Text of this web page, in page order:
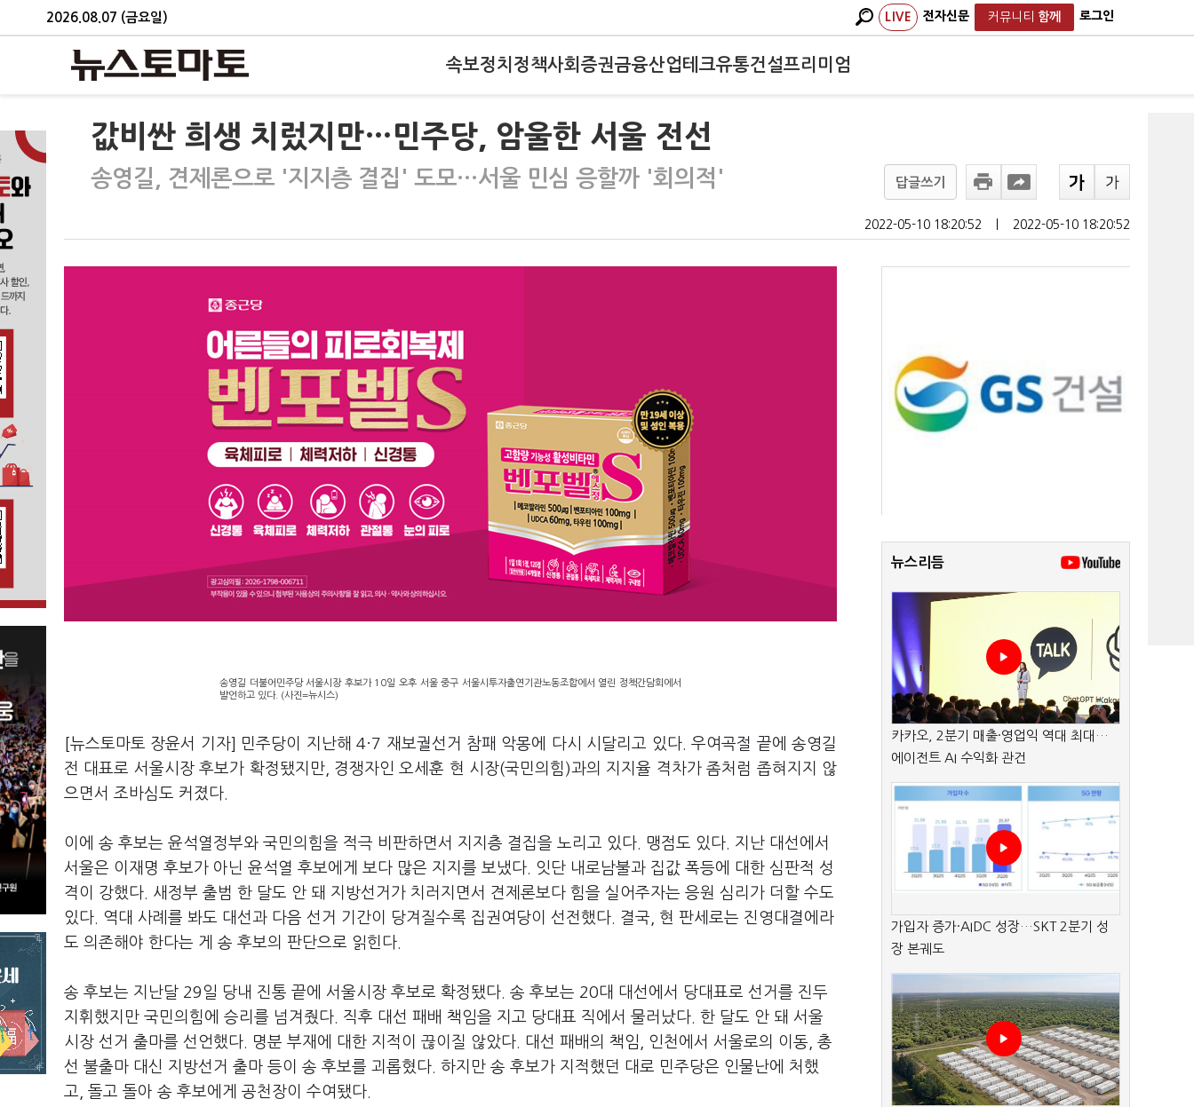
2026.08.07 (금요일) LIVE 전자신문 커뮤니티 함께 로그인
속보정치 정책사회 증권금융산업테크유통건설프리미엄
값비싼 희생 치렀지만…민주당, 암울한 서울 전선
송영길, 견제론으로 '지지층 결집' 도모…서울 민심 응할까 '회의적' 답글쓰기
2022-05-10 18:20:52 2022-05-10 18:20:52
송영길 더불어민주당 서울시장 후보가 10일 오후 서울 중구 서울시투자출연기관노동조합에서 열린 정책간담회에서
발언하고 있다. (사진=뉴시스)
[뉴스토마토 장윤서 기자] 민주당이 지난해 4·7 재보궐선거 참패 악몽에 다시 시달리고 있다. 우여곡절 끝에 송영길
전 대표로 서울시장 후보가 확정됐지만, 경쟁자인 오세훈 현 시장(국민의힘)과의 지지율 격차가 좀처럼 좁혀지지 않
으면서 조바심도 커졌다.
이에 송 후보는 윤석열정부와 국민의힘을 적극 비판하면서 지지층 결집을 노리고 있다. 맹점도 있다. 지난 대선에서
서울은 이재명 후보가 아닌 윤석열 후보에게 보다 많은 지지를 보냈다. 잇단 내로남불과 집값 폭등에 대한 심판적 성
격이 강했다. 새정부 출범 한 달도 안 돼 지방선거가 치러지면서 견제론보다 힘을 실어주자는 응원 심리가 더할 수도
있다. 역대 사례를 봐도 대선과 다음 선거 기간이 당겨질수록 집권여당이 선전했다. 결국, 현 판세로는 진영대결에라
도 의존해야 한다는 게 송 후보의 판단으로 읽힌다.
송 후보는 지난달 29일 당내 진통 끝에 서울시장 후보로 확정됐다. 송 후보는 20대 대선에서 당대표로 선거를 진두
지휘했지만 국민의힘에 승리를 넘겨줬다. 직후 대선 패배 책임을 지고 당대표 직에서 물러났다. 한 달도 안 돼 서울
시장 선거 출마를 선언했다. 명분 부재에 대한 지적이 끊이질 않았다. 대선 패배의 책임, 인천에서 서울로의 이동, 총
선 불출마 대신 지방선거 출마 등이 송 후보를 괴롭혔다. 하지만 송 후보가 지적했던 대로 민주당은 인물난에 처했
고, 돌고 돌아 송 후보에게 공천장이 수여됐다.
뉴스리듬
카카오, 2분기 매출·영업익 역대 최대…
에이전트 AI 수익화 관건
가입자 증가·AIDC 성장…SKT 2분기 성
장 본궤도